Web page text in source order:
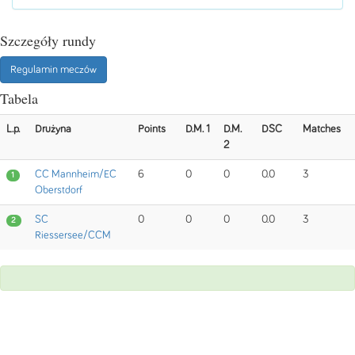
Szczegóły rundy
Regulamin meczów
Tabela
L.p. Drużyna Points D.M. 1
D.M.
2
DSC Matches
1
CC Mannheim/EC
Oberstdorf
6 0 0 0.0 3
2
SC
Riessersee/CCM
0 0 0 0.0 3